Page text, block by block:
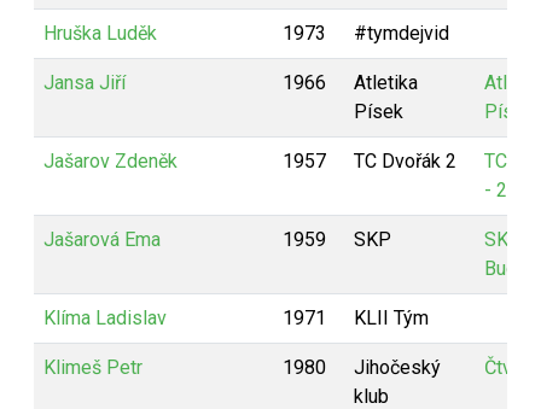
Hruška Luděk 1973 #tymdejvid
Jansa Jiří 1966
Atletika
Písek
Písek
Jašarov Zdeněk 1957 TC Dvořák 2
TC
- 2
Jašarová Ema 1959 SKP
SKP -
Klíma Ladislav 1971 KLII Tým
Klimeš Petr 1980
Jihočeský
klub